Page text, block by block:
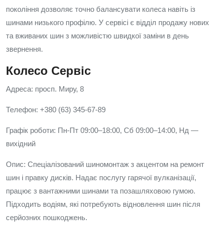
покоління дозволяє точно балансувати колеса навіть із
шинами низького профілю. У сервісі є відділ продажу нових
та вживаних шин з можливістю швидкої заміни в день
звернення.
Колесо Сервіс
Адреса: просп. Миру, 8
Телефон: +380 (63) 345-67-89
Графік роботи: Пн-Пт 09:00–18:00, Сб 09:00–14:00, Нд —
вихідний
Опис: Спеціалізований шиномонтаж з акцентом на ремонт
шин і правку дисків. Надає послугу гарячої вулканізації,
працює з вантажними шинами та позашляховою гумою.
Підходить водіям, які потребують відновлення шин після
серйозних пошкоджень.